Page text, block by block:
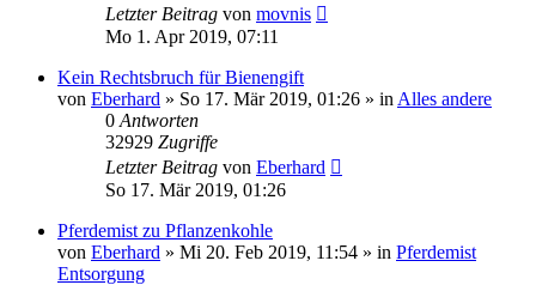
Letzter Beitrag von movnis
Mo 1. Apr 2019, 07:11
Kein Rechtsbruch für Bienengift
von Eberhard » So 17. Mär 2019, 01:26 » in Alles andere
0 Antworten
32929 Zugriffe
Letzter Beitrag von Eberhard
So 17. Mär 2019, 01:26
Pferdemist zu Pflanzenkohle
von Eberhard » Mi 20. Feb 2019, 11:54 » in Pferdemist
Entsorgung